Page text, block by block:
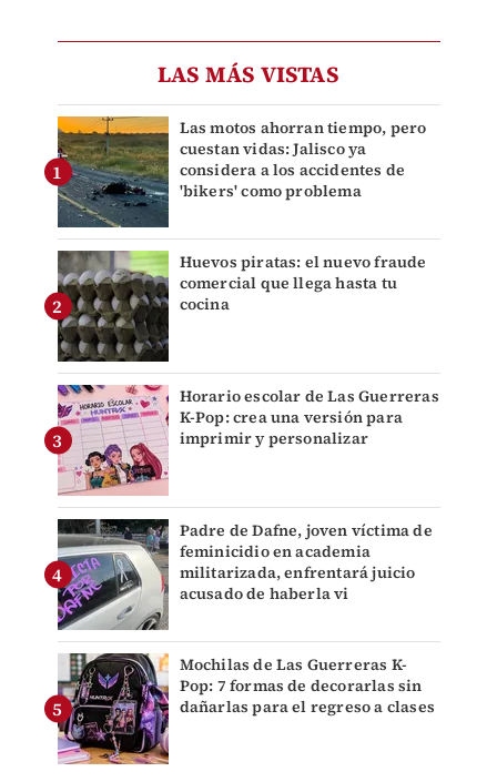
LAS MÁS VISTAS
Las motos ahorran tiempo, pero
cuestan vidas: Jalisco ya
considera a los accidentes de
'bikers' como problema
Huevos piratas: el nuevo fraude
comercial que llega hasta tu
cocina
Horario escolar de Las Guerreras
K-Pop: crea una versión para
imprimir y personalizar
Padre de Dafne, joven víctima de
feminicidio en academia
militarizada, enfrentará juicio
acusado de haberla vi
Mochilas de Las Guerreras K-
Pop: 7 formas de decorarlas sin
dañarlas para el regreso a clases